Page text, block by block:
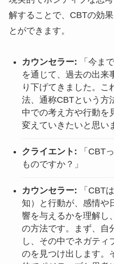
解することで、CBTの効
とができます。
カウンセラー: 「今ま
を通じて、過去の出来
り下げてきました。こ
法、通称CBTという方
中での考え方や行動を
変えていきたいと思い
クライエント: 「CBT
ものですか？」
カウンセラー: 「CBT
知）と行動が、感情や
響を与えるかを理解し
の方法です。まず、自
し、その中でネガティ
のを見つけ出します。